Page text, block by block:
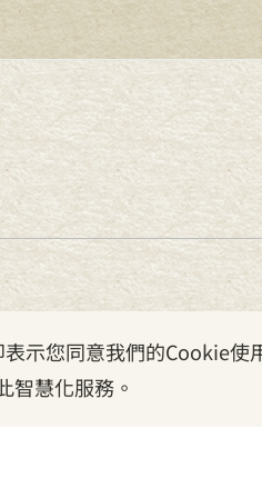
示您同意我們的Cookie使
智慧化服務。